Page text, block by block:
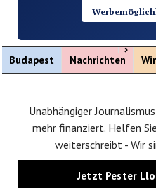
Budapest Nachrichten
Menü
Unabhängiger
mehr finanziert. Helfen
weiterschreibt - Wir
Jetzt Pester